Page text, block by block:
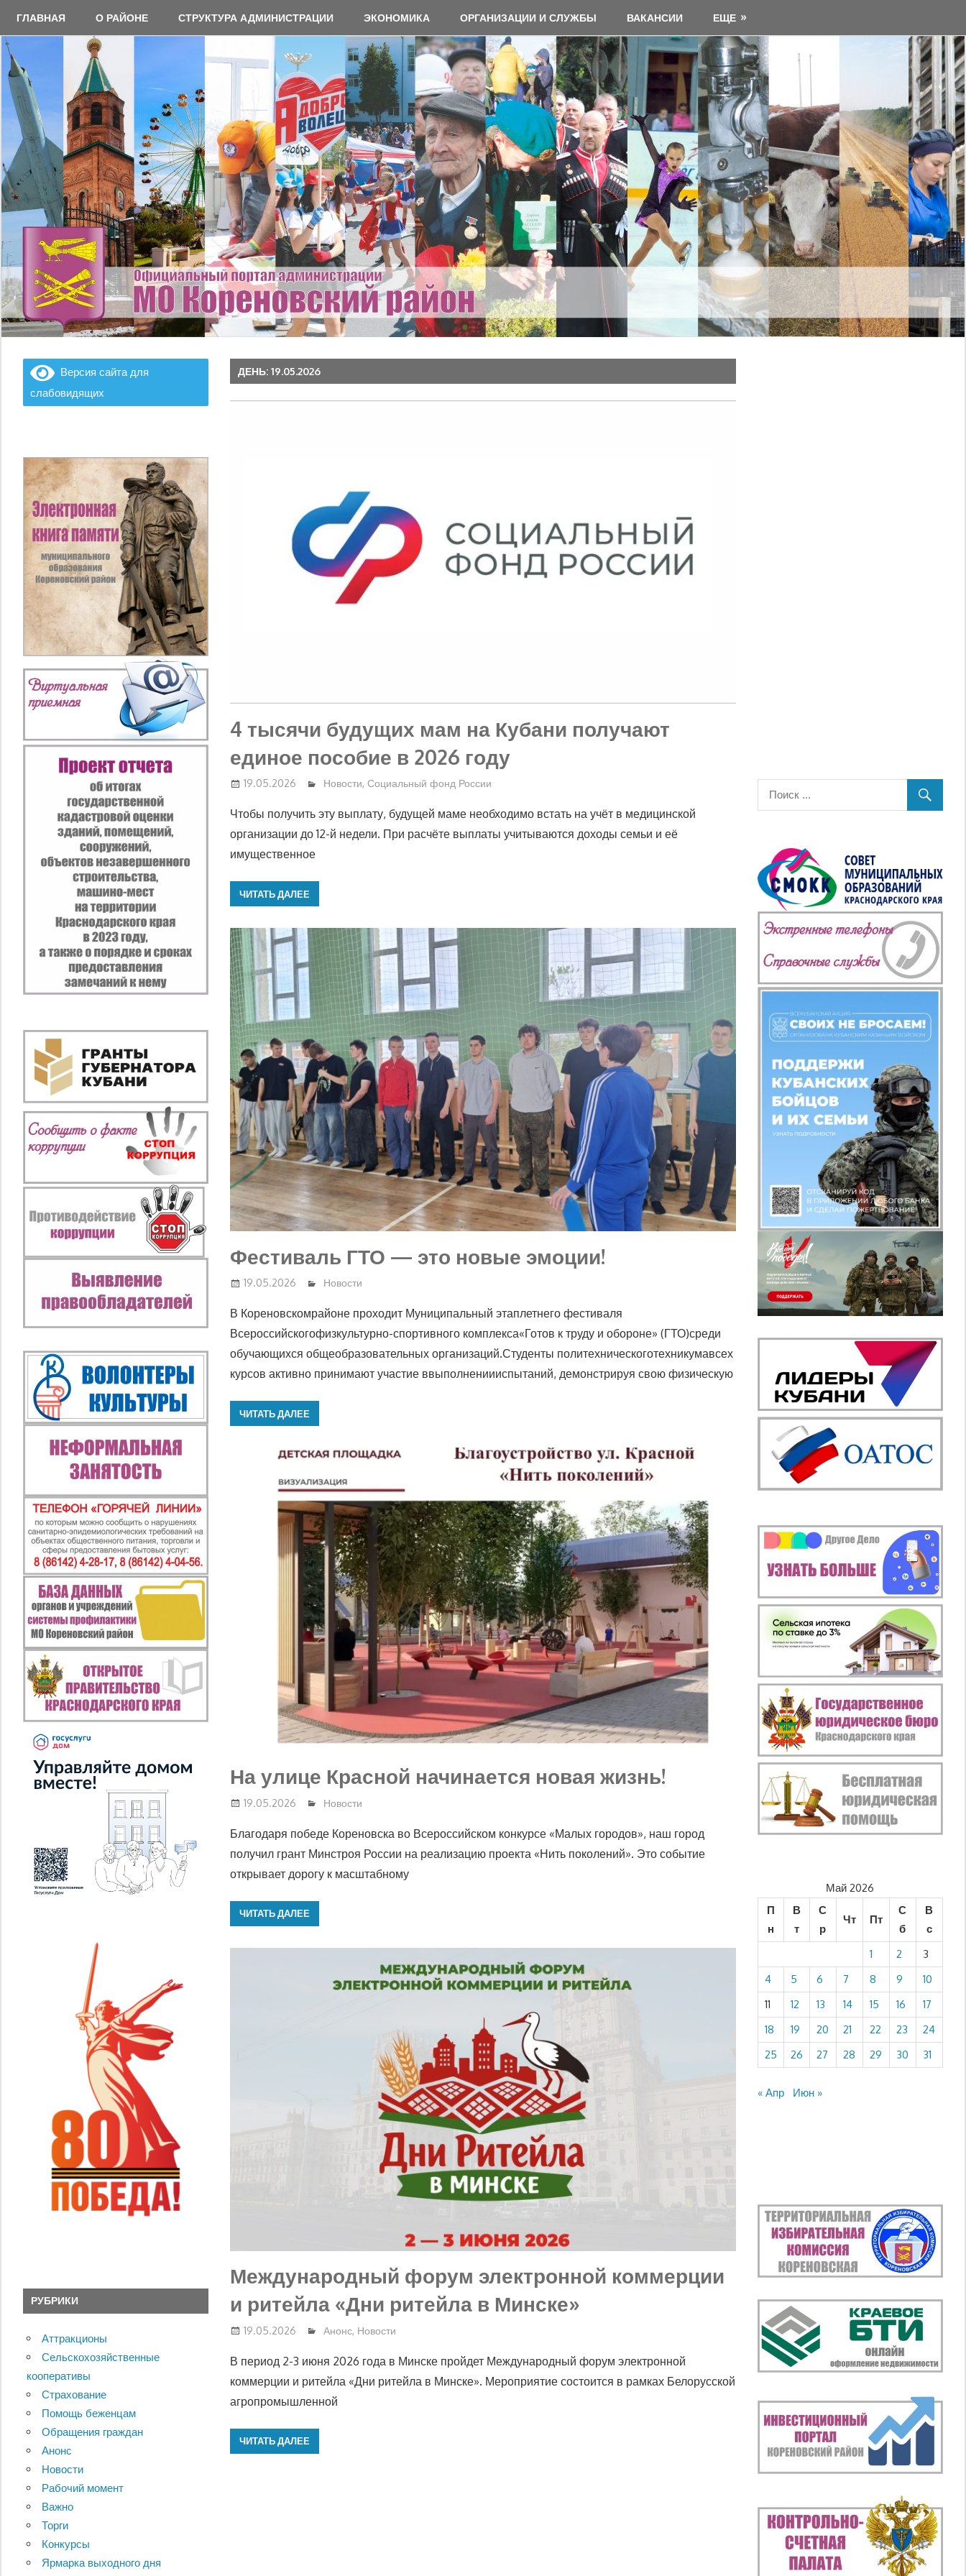
содержимому
ГЛАВНАЯ О РАЙОНЕ СТРУКТУРА АДМИНИСТРАЦИИ ЭКОНОМИКА ОРГАНИЗАЦИИ И СЛУЖБЫ ВАКАНСИИ ЕЩЕ
ДЕНЬ:19.05.2026
4 тысячи будущих мам на Кубани получают
единое пособие в 2026 году
19.05.2026 Новости, Социальный фонд России
Чтобы получить эту выплату, будущей маме необходимо встать на учёт в медицинской
организации до 12-й недели. При расчёте выплаты учитываются доходы семьи и её
имущественное
ЧИТАТЬ ДАЛЕЕ
Фестиваль ГТО — это новые эмоции!
19.05.2026 Новости
В Кореновскомрайоне проходит Муниципальный этаплетнего фестиваля
Всероссийскогофизкультурно-спортивного комплекса«Готов к труду и обороне» (ГТО)среди
обучающихся общеобразовательных организаций.Студенты политехническоготехникумавсех
курсов активно принимают участие ввыполнениииспытаний, демонстрируя свою физическую
ЧИТАТЬ ДАЛЕЕ
На улице Красной начинается новая жизнь!
19.05.2026 Новости
Благодаря победе Кореновска во Всероссийском конкурсе «Малых городов», наш город
получил грант Минстроя России на реализацию проекта «Нить поколений». Это событие
открывает дорогу к масштабному
ЧИТАТЬ ДАЛЕЕ
Международный форум электронной коммерции
и ритейла «Дни ритейла в Минске»
19.05.2026 Анонс, Новости
В период 2-3 июня 2026 года в Минске пройдет Международный форум электронной
коммерции и ритейла «Дни ритейла в Минске». Мероприятие состоится в рамках Белорусской
агропромышленной
ЧИТАТЬ ДАЛЕЕ
Версия сайта для
слабовидящих
РУБРИКИ
Аттракционы
Сельскохозяйственные
кооперативы
Страхование
Помощь беженцам
Обращения граждан
Анонс
Новости
Рабочий момент
Важно
Торги
Конкурсы
Ярмарка выходного дня
Май 2026
П
н
В
т
С
р
Чт Пт
С
б
В
с
1
2
3
4
5 6 7 8 9
10
11
12 13 14 15 16
17
18
19 20 21 22 23
24
25
26 27 28 29 30 31
« Апр Июн »